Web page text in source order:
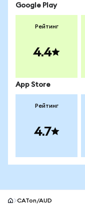
Google Play
Рейтинг
4.4
App Store
Рейтинг
4.7
CATon/AUD